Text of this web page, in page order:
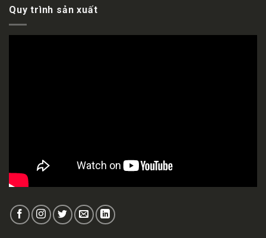
Quy trình sản xuất